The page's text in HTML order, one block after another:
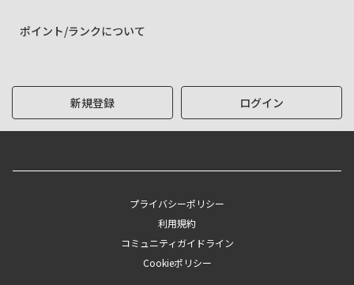
ポイント/ランクについて
新規登録 ログイン
プライバシーポリシー
利用規約
コミュニティガイドライン
Cookieポリシー